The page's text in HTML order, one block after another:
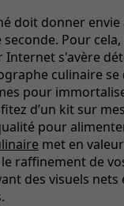
doit donner envie
Pour
Internet s'avère
culinaire se
pour
d’un kit sur
pour
met en
raffinement de
des visuels nets